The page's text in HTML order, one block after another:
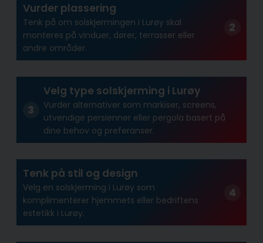
Vurder plassering
Tenk på om solskjermingen i Lurøy skal
monteres på vinduer, dører, terrasser eller
andre områder.
Velg type solskjerming i Lurøy
Vurder alternativer som markiser, screens,
utvendige persienner eller pergola basert på
dine behov og preferanser.
Tenk på stil og design
Velg en solskjerming i Lurøy som
komplimenterer hjemmets eller bedriftens
estetikk i Lurøy.